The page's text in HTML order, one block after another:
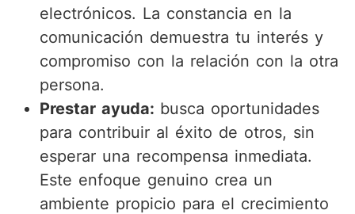
electrónicos. La constancia en la
comunicación demuestra tu interés y
compromiso con la relación con la otra
persona.
Prestar ayuda: busca oportunidades
para contribuir al éxito de otros, sin
esperar una recompensa inmediata.
Este enfoque genuino crea un
ambiente propicio para el crecimiento